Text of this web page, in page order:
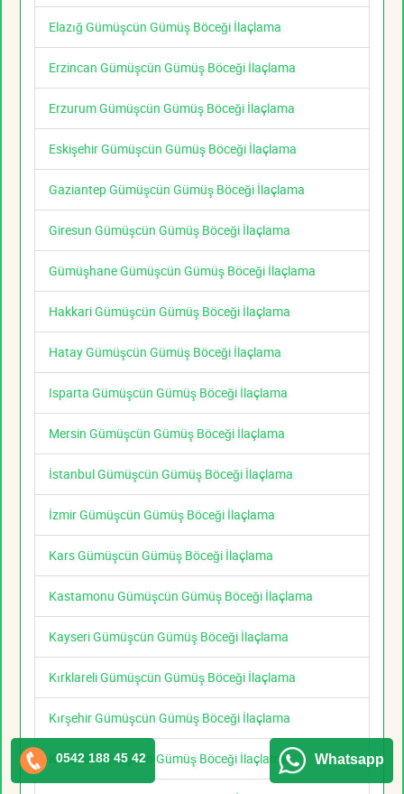
Elazığ Gümüşcün Gümüş Böceği İlaçlama
Erzincan Gümüşcün Gümüş Böceği İlaçlama
Erzurum Gümüşcün Gümüş Böceği İlaçlama
Eskişehir Gümüşcün Gümüş Böceği İlaçlama
Gaziantep Gümüşcün Gümüş Böceği İlaçlama
Giresun Gümüşcün Gümüş Böceği İlaçlama
Gümüşhane Gümüşcün Gümüş Böceği İlaçlama
Hakkari Gümüşcün Gümüş Böceği İlaçlama
Hatay Gümüşcün Gümüş Böceği İlaçlama
Isparta Gümüşcün Gümüş Böceği İlaçlama
Mersin Gümüşcün Gümüş Böceği İlaçlama
İstanbul Gümüşcün Gümüş Böceği İlaçlama
İzmir Gümüşcün Gümüş Böceği İlaçlama
Kars Gümüşcün Gümüş Böceği İlaçlama
Kastamonu Gümüşcün Gümüş Böceği İlaçlama
Kayseri Gümüşcün Gümüş Böceği İlaçlama
Kırklareli Gümüşcün Gümüş Böceği İlaçlama
Kırşehir Gümüşcün Gümüş Böceği İlaçlama
Kocaeli Gümüşcün Gümüş Böceği İlaçlama
0542 188 45 42 Whatsapp